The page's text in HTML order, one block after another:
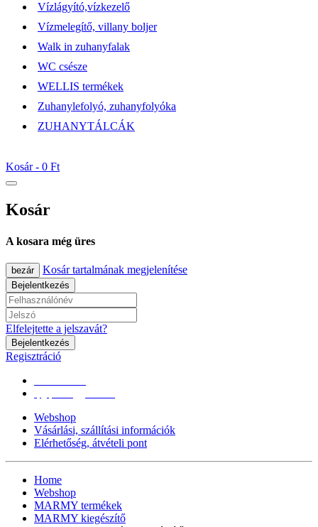
Vízlágyító,vízkezelő
Vízmelegítő, villany boljer
Walk in zuhanyfalak
WC csésze
WELLIS termékek
Zuhanylefolyó, zuhanyfolyóka
ZUHANYTÁLCÁK
Kosár - 0 Ft
Kosár
A kosara még üres
bezár Kosár tartalmának megjelenítése
Bejelentkezés
Elfelejtette a jelszavát?
Bejelentkezés
Regisztráció
Webshop
Vásárlási, szállítási információk
Elérhetőség, átvételi pont
Home
Webshop
MARMY termékek
MARMY kiegészítő